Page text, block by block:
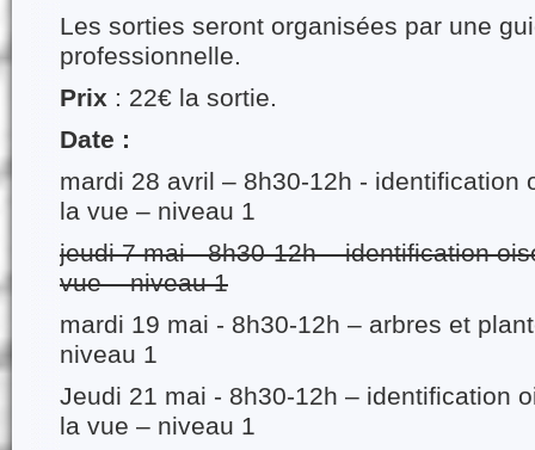
Les sorties seront organisées par une
professionnelle.
Prix : 22€ la sortie.
Date :
mardi 28 avril – 8h30-12h - identification
la vue – niveau 1
jeudi 7 mai - 8h30-12h – identification
vue – niveau 1
mardi 19 mai - 8h30-12h – arbres et
niveau 1
Jeudi 21 mai - 8h30-12h – identification
la vue – niveau 1